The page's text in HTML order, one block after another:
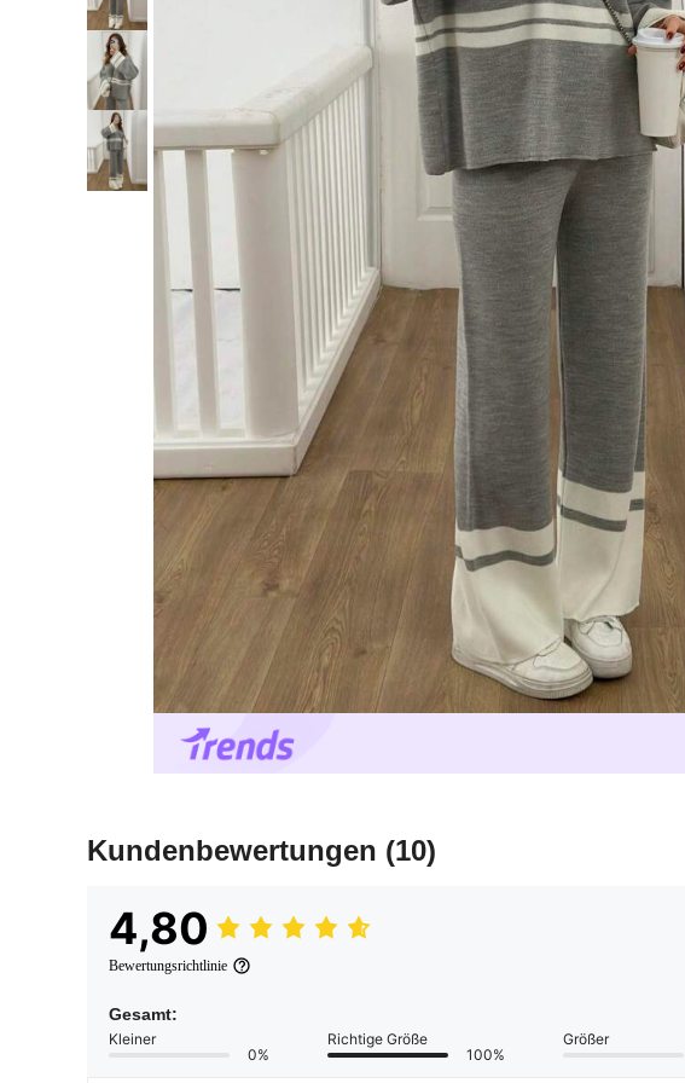
Kundenbewertungen (10)
4,80
Bewertungsrichtlinie
Gesamt:
Kleiner
0%
Richtige Größe
100%
Größer